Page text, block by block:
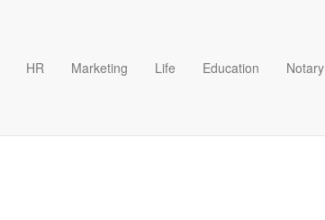
HR Marketing Life Education Notary